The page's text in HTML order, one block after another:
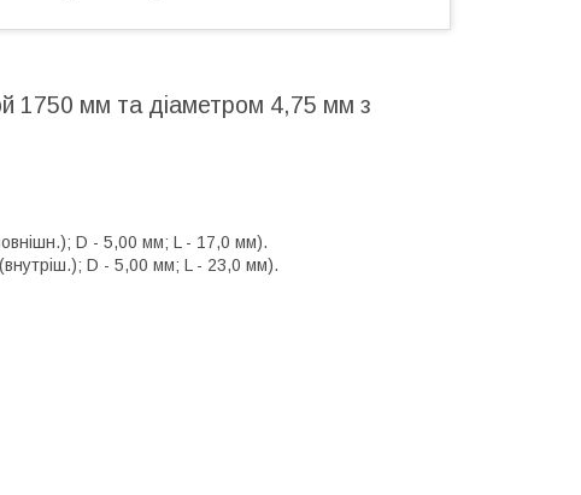
1750 мм та діаметром 4,75 мм з
D - 5,00 мм; L - 17,0 мм).
D - 5,00 мм; L - 23,0 мм).